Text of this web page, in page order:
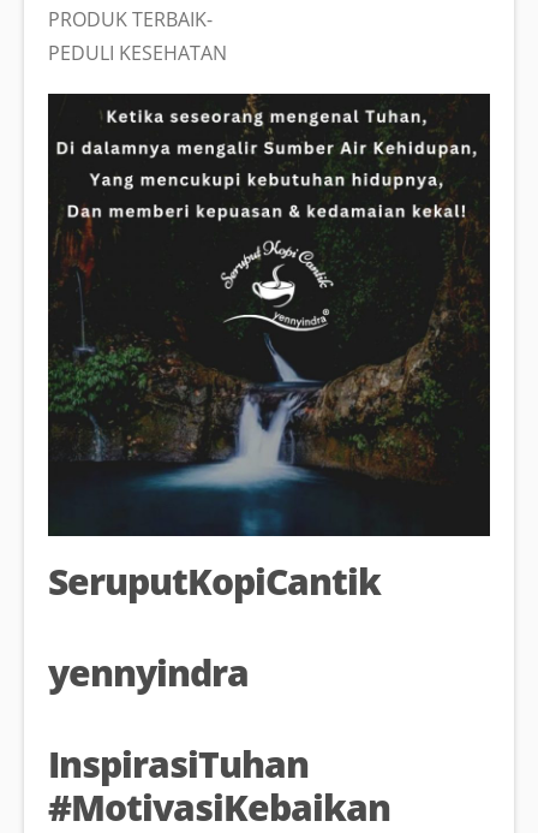
PRODUK TERBAIK-
PEDULI KESEHATAN
SeruputKopiCantik
yennyindra
InspirasiTuhan
#MotivasiKebaikan